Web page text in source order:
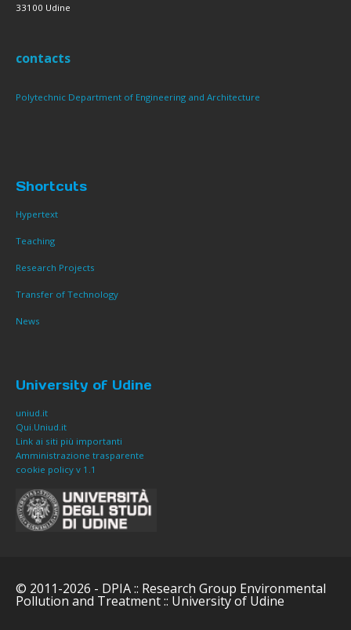
33100 Udine
contacts
Polytechnic Department of Engineering and Architecture
Shortcuts
Hypertext
Teaching
Research Projects
Transfer of Technology
News
University of Udine
uniud.it
Qui.Uniud.it
Link ai siti più importanti
Amministrazione trasparente
cookie policy v 1.1
© 2011-2026 - DPIA :: Research Group Environmental
Pollution and Treatment :: University of Udine